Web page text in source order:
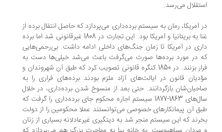
می‌­رسد.
آمریکا، رمان به سیستم برده­‌داری می­‌پردازد که حاصل انتقال برده از
غنا به بریتانیا و آمریکا بود. این تجارت در 1808 غیرقانونی شد اما برده­‌
در آمریکا تا زمان جنگ‌­های داخلی ادامه داشت. بی‌رحمی­‌هایی
در مورد برده‌­ها صورت می‌­گرفت باعث می­‌شد خیلی‌­ها دست به
فرار بزنند. در 1850 کنگره قانونی تصویب کرد که طبق آن شهروندان و
قانون در ایالت‌­های آزاد ملزم بودند برده‌­های فراری را به
بازگردانند. حتی بعد از منسوخ شدن برده­‌داری، در خلال
سال‌­های 1863-1877 سیستم اجاره محکوم جای برده­‌داری را گرفت که
آن پیمانکارهای خصوصی می­‌توانستند عملا محکومین را از دولت
که این سیستم منجر شد به دیتگیری غیرعادلانه بسیاری از زنان